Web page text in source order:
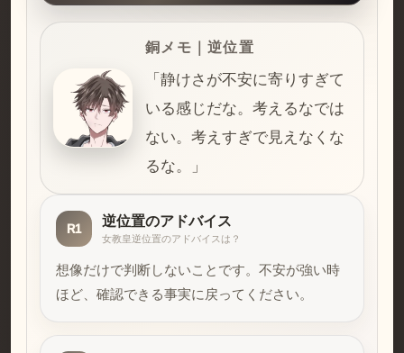
銅メモ｜逆位置
「静けさが不安に寄りすぎて
いる感じだな。考えるなでは
ない。考えすぎで見えなくな
るな。」
R1 逆位置のアドバイス
女教皇逆位置のアドバイスは？
想像だけで判断しないことです。不安が強い時
ほど、確認できる事実に戻ってください。